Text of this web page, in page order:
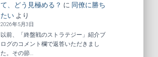
て、どう見極める？ に 同僚に勝ち
たいより
2026年5月3日
以前、「終盤戦のストラテジー」紹介ブ
ログのコメント欄で返答いただきまし
た。その節…